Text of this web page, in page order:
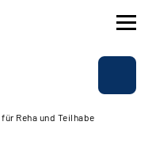
Reha und Teilhabe